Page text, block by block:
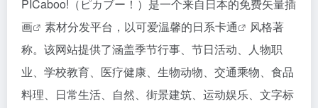
PICaboo!（ピカブー！）是一个来自日本的免费矢量插
画
素材分发平台，以可爱温馨的日系卡通
风格著
称。该网站提供了涵盖季节行事、节日活动、人物职
业、学校教育、医疗健康、生物动物、交通乘物、食品
料理、日常生活、自然、街景建筑、运动娱乐、文字标